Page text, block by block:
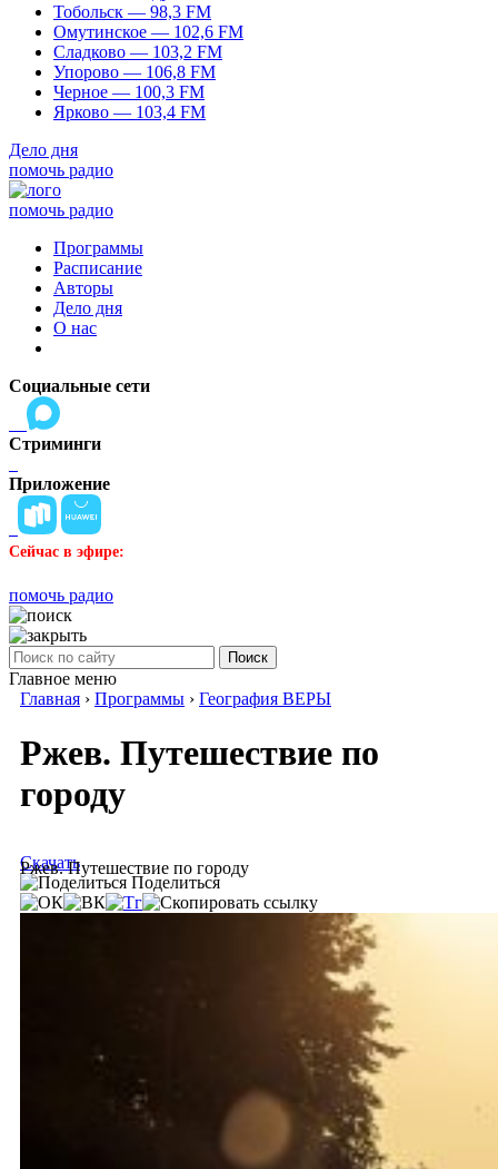
Тобольск — 98,3 FM
Омутинское — 102,6 FM
Сладково — 103,2 FM
Упорово — 106,8 FM
Черное — 100,3 FM
Ярково — 103,4 FM
Дело дня
помочь радио
помочь радио
Программы
Расписание
Авторы
Дело дня
О нас
Социальные сети
Стриминги
Приложение
Сейчас в эфире:
помочь радио
Поиск
Главное меню
Главная › Программы › География ВЕРЫ
Ржев. Путешествие по
городу
Ржев. Путешествие по городу
Скачать
Поделиться